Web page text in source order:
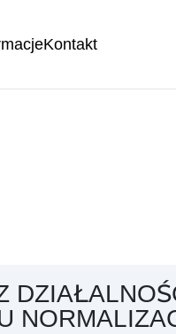
Kontakt